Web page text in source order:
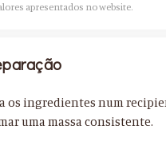
apresentados no website.​
os ingredientes num
uma massa consistente.⁣